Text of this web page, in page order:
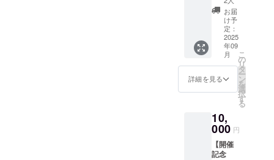
記載く
ださい
１．投
票され
るVライ
バー1名
（2名以
上記入
入力さ
れた1名
のみと
なりま
す）
Youtub
e配信の
エンド
ロール
にて、
Special
Thanks
として
お名前
を掲載
ます。
また、
お好み
のVライ
バーへ
お届
け予
定：
2025
年09
月
詳細を見る
こ
の
リ
タ
ー
ン
を
選
択
す
る
10,
000 円
【開催
記念